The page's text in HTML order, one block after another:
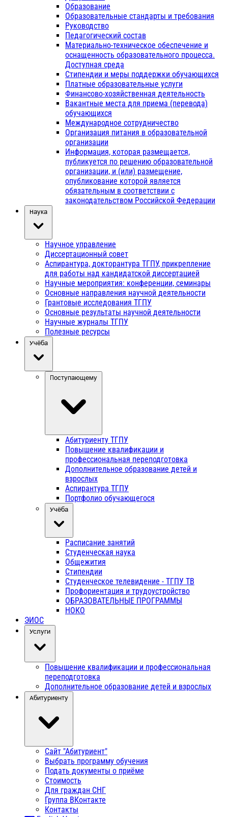
Образование
Образовательные стандарты и требования
Руководство
Педагогический состав
Материально-техническое обеспечение и
оснащенность образовательного процесса.
Доступная среда
Стипендии и меры поддержки обучающихся
Платные образовательные услуги
Финансово-хозяйственная деятельность
Вакантные места для приема (перевода)
обучающихся
Международное сотрудничество
Организация питания в образовательной
организации
Информация, которая размещается,
публикуется по решению образовательной
организации, и (или) размещение,
опубликование которой является
обязательным в соответствии с
законодательством Российской Федерации
Наука
Научное управление
Диссертационный совет
Аспирантура, докторантура ТГПУ, прикрепление
для работы над кандидатской диссертацией
Научные мероприятия: конференции, семинары
Основные направления научной деятельности
Грантовые исследования ТГПУ
Основные результаты научной деятельности
Научные журналы ТГПУ
Полезные ресурсы
Учёба
Поступающему
Абитуриенту ТГПУ
Повышение квалификации и
профессиональная переподготовка
Дополнительное образование детей и
взрослых
Аспирантура ТГПУ
Портфолио обучающегося
Учёба
Расписание занятий
Студенческая наука
Общежития
Стипендии
Студенческое телевидение - ТГПУ ТВ
Профориентация и трудоустройство
ОБРАЗОВАТЕЛЬНЫЕ ПРОГРАММЫ
НОКО
ЭИОС
Услуги
Повышение квалификации и профессиональная
переподготовка
Дополнительное образование детей и взрослых
Абитуриенту
Сайт "Абитуриент"
Выбрать программу обучения
Подать документы о приёме
Стоимость
Для граждан СНГ
Группа ВКонтакте
Контакты